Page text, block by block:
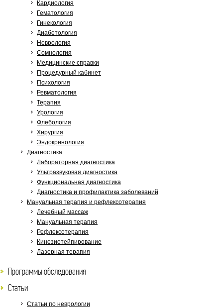
Кардиология
Гематология
Гинекология
Диабетология
Неврология
Сомнология
Медицинские справки
Процедурный кабинет
Психология
Ревматология
Терапия
Урология
Флебология
Хирургия
Эндокринология
Диагностика
Лабораторная диагностика
Ультразвуковая диагностика
Функциональная диагностика
Диагностика и профилактика заболеваний
Мануальная терапия и рефлексотерапия
Лечебный массаж
Мануальная терапия
Рефлексотерапия
Кинезиотейпирование
Лазерная терапия
Программы обследования
Статьи
Статьи по неврологии